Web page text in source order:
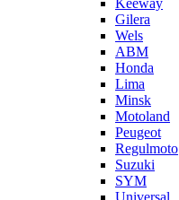
Keeway
Gilera
Wels
ABM
Honda
Lima
Minsk
Motoland
Peugeot
Regulmoto
Suzuki
SYM
Universal